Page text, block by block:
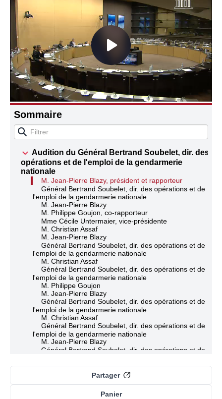
Sommaire
Audition du Général Bertrand Soubelet, dir. des
opérations et de l'emploi de la gendarmerie
nationale
M. Jean-Pierre Blazy, président et rapporteur
Général Bertrand Soubelet, dir. des opérations et de
l'emploi de la gendarmerie nationale
M. Jean-Pierre Blazy
M. Philippe Goujon, co-rapporteur
Mme Cécile Untermaier, vice-présidente
M. Christian Assaf
M. Jean-Pierre Blazy
Général Bertrand Soubelet, dir. des opérations et de
l'emploi de la gendarmerie nationale
M. Christian Assaf
Général Bertrand Soubelet, dir. des opérations et de
l'emploi de la gendarmerie nationale
M. Philippe Goujon
M. Jean-Pierre Blazy
Général Bertrand Soubelet, dir. des opérations et de
l'emploi de la gendarmerie nationale
M. Christian Assaf
Général Bertrand Soubelet, dir. des opérations et de
l'emploi de la gendarmerie nationale
M. Jean-Pierre Blazy
Général Bertrand Soubelet, dir. des opérations et de
M. Jean-Pierre Blazy
Général Bertrand Soubelet, dir. des opérations et de
l'emploi de la gendarmerie nationale
M. Jean-Pierre BlazyPanier
Partager